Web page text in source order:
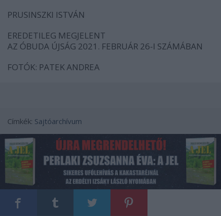
PRUSINSZKI ISTVÁN
EREDETILEG MEGJELENT
AZ ÓBUDA ÚJSÁG 2021. FEBRUÁR 26-I SZÁMÁBAN
FOTÓK: PATEK ANDREA
Címkék: Sajtóarchívum